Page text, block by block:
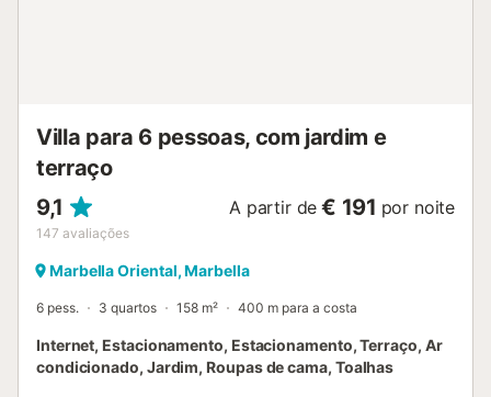
Villa para 6 pessoas, com jardim e
terraço
9,1
147 avaliações
A partir de € 191 por noite
Marbella Oriental, Marbella
6 pess. 3 quartos 158 m² 400 m para a costa
Internet, Estacionamento, Estacionamento, Terraço, Ar
condicionado, Jardim, Roupas de cama, Toalhas